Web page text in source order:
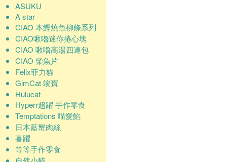
ASUKU
A star
CIAO 本鰹燒魚柳條系列
CIAO啾嚕迷你捲心塊
CIAO 啾嚕高湯四連包
CIAO 柴魚片
Felix菲力貓
GimCat 竣寶
Hulucat
Hyperr超躍 手作零食
Temptations 喵愛餡
日本藍蟹肉絲
喜躍
等等手作零食